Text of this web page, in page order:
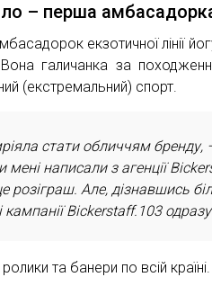
– перша
екзотичної лінії
Вона галичанка за
(екстремальний) спорт.
стати обличчям бренду,
мені написали з агенції
розіграш. Але, дізнавшись
кампанії Bickerstaff.103
та банери по всій країні.